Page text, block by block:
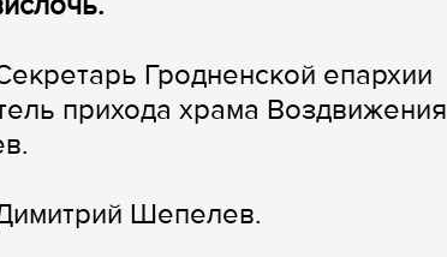
Гродненской епархии
прихода храма Воздвижения
Шепелев.